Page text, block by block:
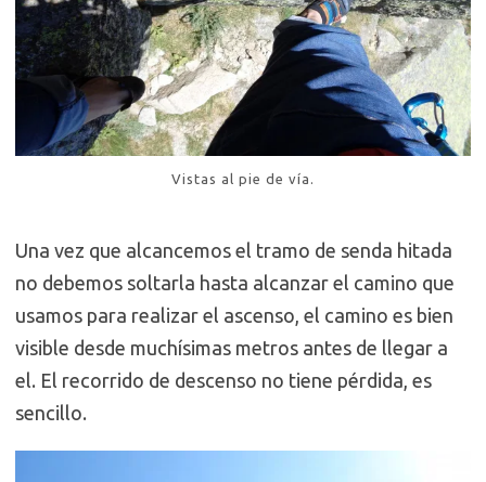
Vistas al pie de vía.
Una vez que alcancemos el tramo de senda hitada
no debemos soltarla hasta alcanzar el camino que
usamos para realizar el ascenso, el camino es bien
visible desde muchísimas metros antes de llegar a
el. El recorrido de descenso no tiene pérdida, es
sencillo.